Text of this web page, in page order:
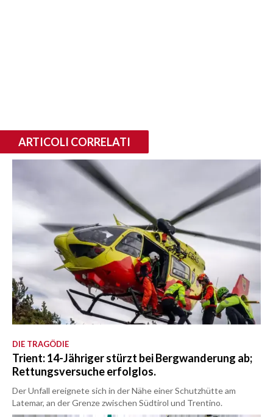
ARTICOLI CORRELATI
DIE TRAGÖDIE
Trient: 14-Jähriger stürzt bei Bergwanderung ab;
Rettungsversuche erfolglos.
Der Unfall ereignete sich in der Nähe einer Schutzhütte am
Latemar, an der Grenze zwischen Südtirol und Trentino.